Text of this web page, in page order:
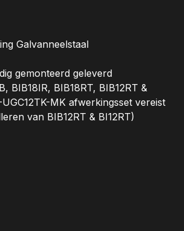
Galvanneelstaal
gemonteerd geleverd
BIB18IR, BIB18RT, BIB12RT &
MK afwerkingsset vereist
van BIB12RT & BI12RT)